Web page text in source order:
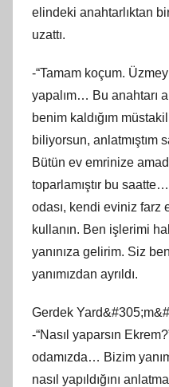
elindeki anahtarlıktan
uzattı.
-“Tamam koçum.
yapalım… Bu anahtarı
benim kaldığım
biliyorsun,
Bütün ev emrinize
toparlamıştır bu
odası, kendi eviniz farz
kullanın. Ben işlerimi
yanınıza gelirim. Siz
yanımızdan ayrıldı.
Gerdek
-“Nasıl yaparsın
odamızda… Bizim
nasıl yapıldığını